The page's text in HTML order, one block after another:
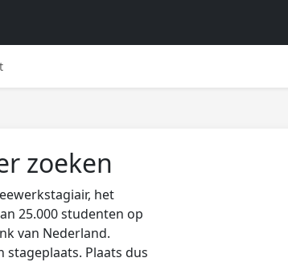
zoeken
het
25.000 studenten op
van Nederland.
stageplaats. Plaats dus